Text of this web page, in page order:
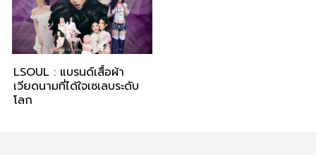
LSOUL : แบรนด์เสื้อผ้า
เวียดนามที่ได้ใจเซเลบระดับ
โลก